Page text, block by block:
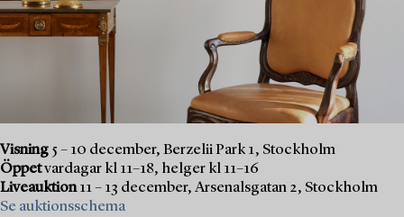
Visning 5 – 10 december, Berzelii Park 1, Stockholm
Öppetvardagar kl 11–18, helger kl 11–16
Liveauktion11 – 13 december, Arsenalsgatan 2, Stockholm
Se auktionsschema